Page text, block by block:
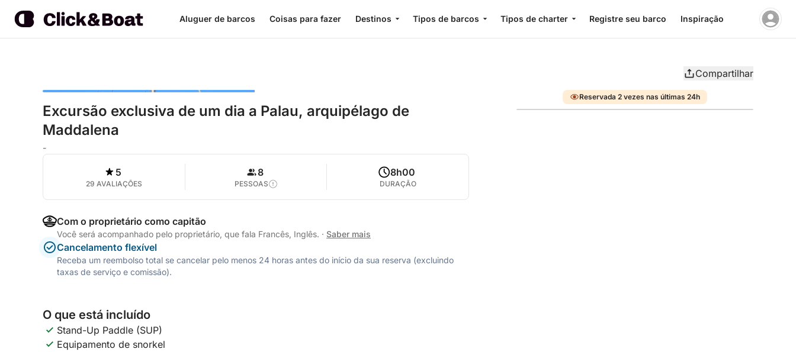
Aluguer de barcos Coisas para fazer Destinos Tipos de barcos Tipos de charter Registre seu barco Inspiração
Compartilhar
Excursão exclusiva de um dia a Palau, arquipélago de
Maddalena
-
5
29 AVALIAÇÕES
8
PESSOAS
8h00
DURAÇÃO
Com o proprietário como capitão
Você será acompanhado pelo proprietário, que fala Francês, Inglês. · Saber mais
Cancelamento flexível
Receba um reembolso total se cancelar pelo menos 24 horas antes do início da sua reserva (excluindo
taxas de serviço e comissão).
O que está incluído
Stand-Up Paddle (SUP)
Equipamento de snorkel
Reservada 2 vezes nas últimas 24h